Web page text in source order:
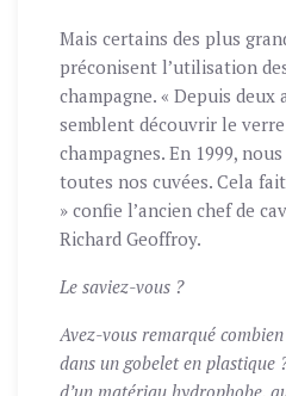
Mais certains des plus
préconisent l’utilisation
champagne. « Depuis deux
semblent découvrir le
champagnes. En 1999,
toutes nos cuvées. Cela
» confie l’ancien chef de
Richard Geoffroy.
Le saviez-vous ?
Avez-vous remarqué
dans un gobelet en plastique
d’un matériau hydrophobe,